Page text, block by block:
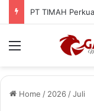
Menu
Home / 2026 /Juli